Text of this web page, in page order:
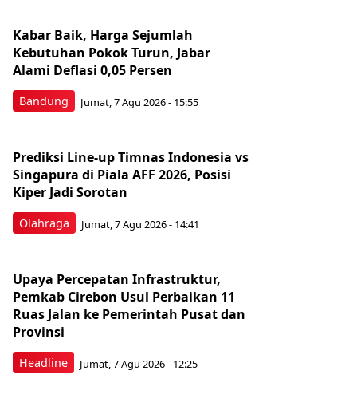
Bandung
Kabar Baik, Harga Sejumlah
Kebutuhan Pokok Turun, Jabar
Alami Deflasi 0,05 Persen
Jumat, 7 Agu 2026 - 15:55
Olahraga
Prediksi Line-up Timnas Indonesia vs
Singapura di Piala AFF 2026, Posisi
Kiper Jadi Sorotan
Jumat, 7 Agu 2026 - 14:41
Headline
Upaya Percepatan Infrastruktur,
Pemkab Cirebon Usul Perbaikan 11
Ruas Jalan ke Pemerintah Pusat dan
Provinsi
Jumat, 7 Agu 2026 - 12:25